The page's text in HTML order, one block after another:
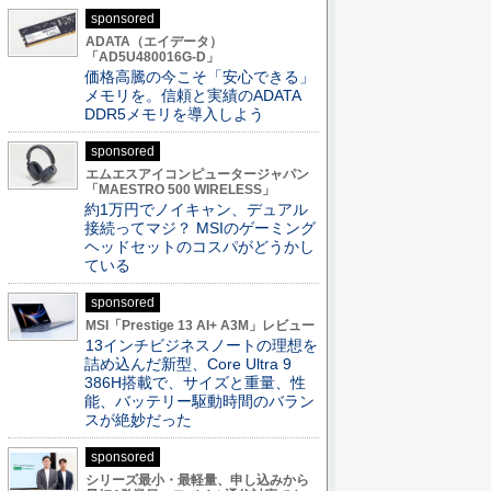
sponsored
ADATA（エイデータ）
「AD5U480016G-D」
価格高騰の今こそ「安心できる」
メモリを。信頼と実績のADATA
DDR5メモリを導入しよう
sponsored
エムエスアイコンピュータージャパン
「MAESTRO 500 WIRELESS」
約1万円でノイキャン、デュアル
接続ってマジ？ MSIのゲーミング
ヘッドセットのコスパがどうかし
ている
sponsored
MSI「Prestige 13 AI+ A3M」レビュー
13インチビジネスノートの理想を
詰め込んだ新型、Core Ultra 9
386H搭載で、サイズと重量、性
能、バッテリー駆動時間のバラン
スが絶妙だった
sponsored
シリーズ最小・最軽量、申し込みから